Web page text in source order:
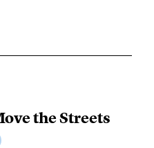
the Streets